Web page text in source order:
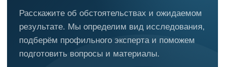
Расскажите об обстоятельствах и ожидаемом
результате. Мы определим вид исследования,
подберём профильного эксперта и поможем
подготовить вопросы и материалы.